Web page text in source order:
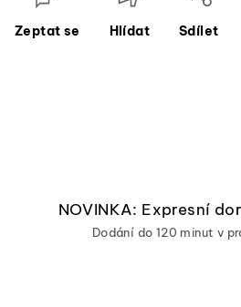
Zeptat se Hlídat Sdílet
NOVINKA: Expresní
Dodání do 120 minut v